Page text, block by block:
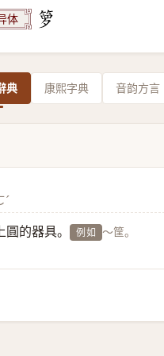
体
典 康熙字典 音韵方言
ˊ
的器具。 例如 ～筐。